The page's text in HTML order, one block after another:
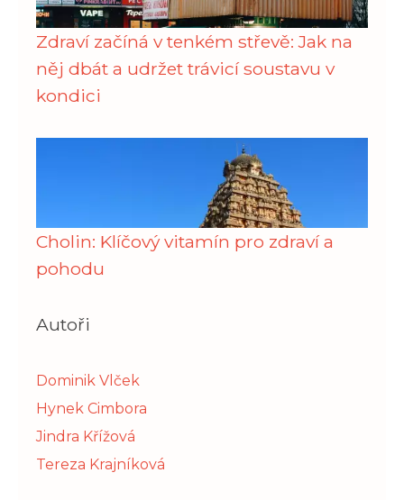
Zdraví začíná v tenkém střevě: Jak na
něj dbát a udržet trávicí soustavu v
kondici
Cholin: Klíčový vitamín pro zdraví a
pohodu
Autoři
Dominik Vlček
Hynek Cimbora
Jindra Křížová
Tereza Krajníková